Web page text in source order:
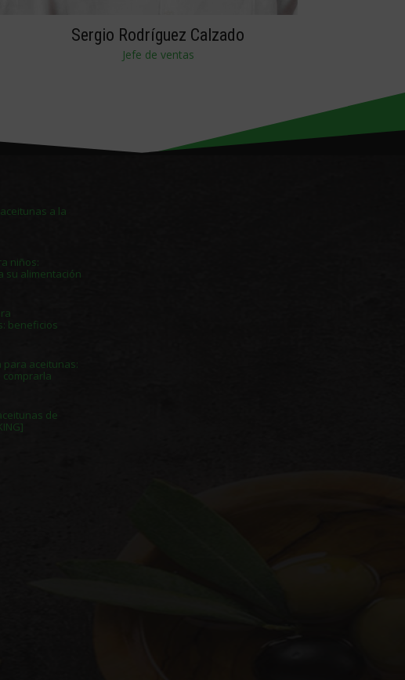
Sergio Rodríguez Calzado
Jefe de ventas
a la
niños:
su alimentación
beneficios
para aceitunas:
comprarla
de